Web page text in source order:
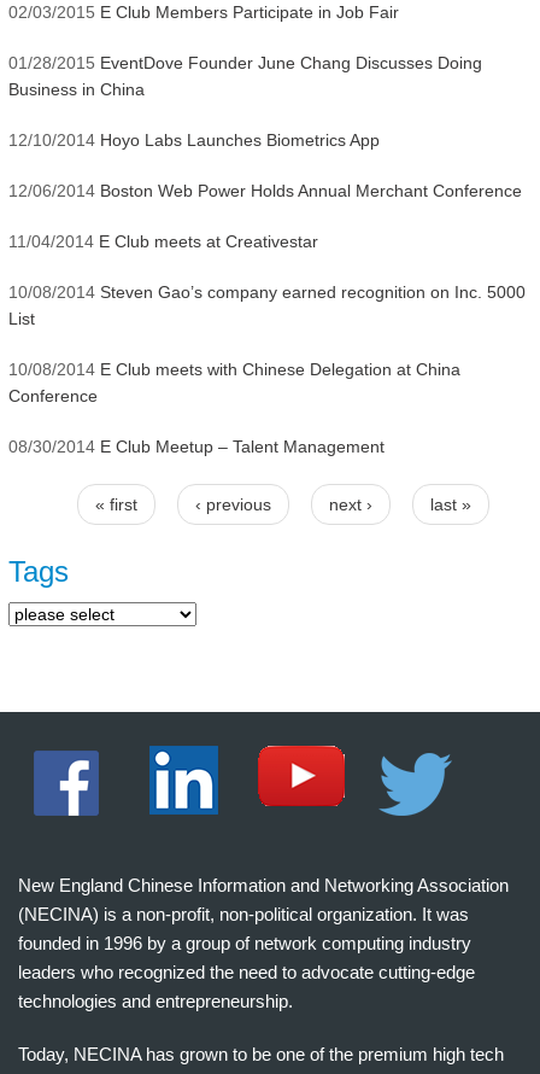
02/03/2015 E Club Members Participate in Job Fair
01/28/2015 EventDove Founder June Chang Discusses Doing
Business in China
12/10/2014 Hoyo Labs Launches Biometrics App
12/06/2014 Boston Web Power Holds Annual Merchant Conference
11/04/2014 E Club meets at Creativestar
10/08/2014 Steven Gao’s company earned recognition on Inc. 5000
List
10/08/2014 E Club meets with Chinese Delegation at China
Conference
08/30/2014 E Club Meetup – Talent Management
Pages
« first ‹ previous next › last »
Tags
New England Chinese Information and Networking Association
(NECINA) is a non-profit, non-political organization. It was
founded in 1996 by a group of network computing industry
leaders who recognized the need to advocate cutting-edge
technologies and entrepreneurship.
Today, NECINA has grown to be one of the premium high tech